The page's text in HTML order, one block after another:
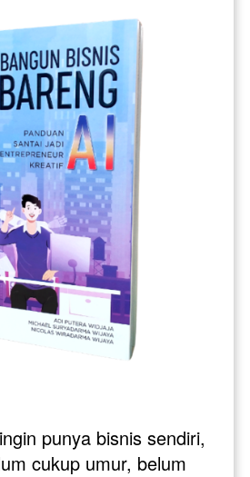
punya bisnis sendiri,
cukup umur, belum